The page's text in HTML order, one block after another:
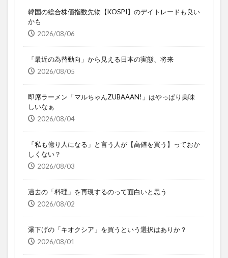
韓国の総合株価指数先物【KOSPI】のデイトレードも良い
かも
2026/08/06
「最近の為替動向」から見える日本の実態、将来
2026/08/05
即席ラーメン「マルちゃんZUBAAAN!」はやっぱり美味
しいなぁ
2026/08/04
「私も億り人になる」と言う人が【高値を買う】っておか
しくない？
2026/08/03
過去の「料理」を再現するのって面白いと思う
2026/08/02
瀑下げの「キオクシア」を買うという選択はありか？
2026/08/01